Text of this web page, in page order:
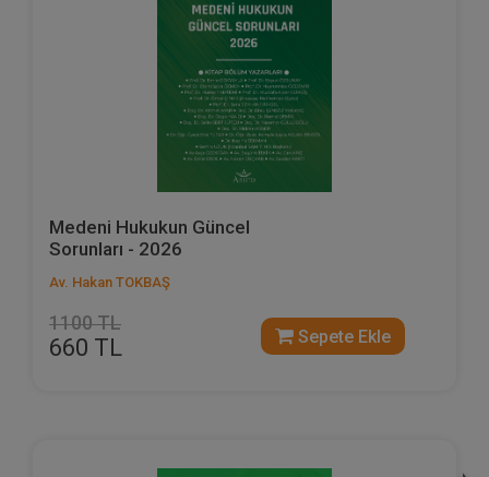
Medeni Hukukun Güncel
Sorunları - 2026
Av. Hakan TOKBAŞ
1100 TL
660 TL Sepete Ekle